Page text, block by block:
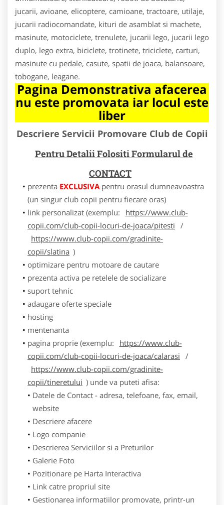
jucarii, avioane, elicoptere, camioane, tractoare, utilaje,
jucarii radiocomandate, kituri de asamblat si machete,
masinute, motociclete, trenulete, jucarii lego, jucarii lego
duplo, lego extra, biciclete, trotinete, triciclete, carturi,
masinute cu pedale, casute, spatii de joaca, balansoare,
tobogane, leagane.
Pagina Demonstrativa afacerea
nu este promovata iar locul este
liber
Descriere Servicii Promovare Club de Copii
Pentru Detalii Folositi Formularul de
CONTACT
prezenta EXCLUSIVApentru orasul dumneavoastra
(un singur club copii pentru fiecare oras)
link personalizat (exemplu:
https://www.club-
copii.com/club-copii-locuri-de-joaca/pitesti /
https://www.club-copii.com/gradinite-
copii/slatina )
optimizare pentru motoare de cautare
prezenta activa pe retelele de socializare
suport tehnic
adaugare oferte speciale
hosting
mentenanta
pagina proprie (exemplu:
https://www.club-
copii.com/club-copii-locuri-de-joaca/calarasi /
https://www.club-copii.com/gradinite-
copii/tineretului ) unde va puteti afisa:
Datele de Contact - adresa, telefoane, fax, email,
website
Descriere afacere
Logo companie
Descrierea Serviciilor si a Preturilor
Galerie Foto
Pozitionare pe Harta Interactiva
Link catre propriul site
Gestionarea informatiilor promovate, printr-un